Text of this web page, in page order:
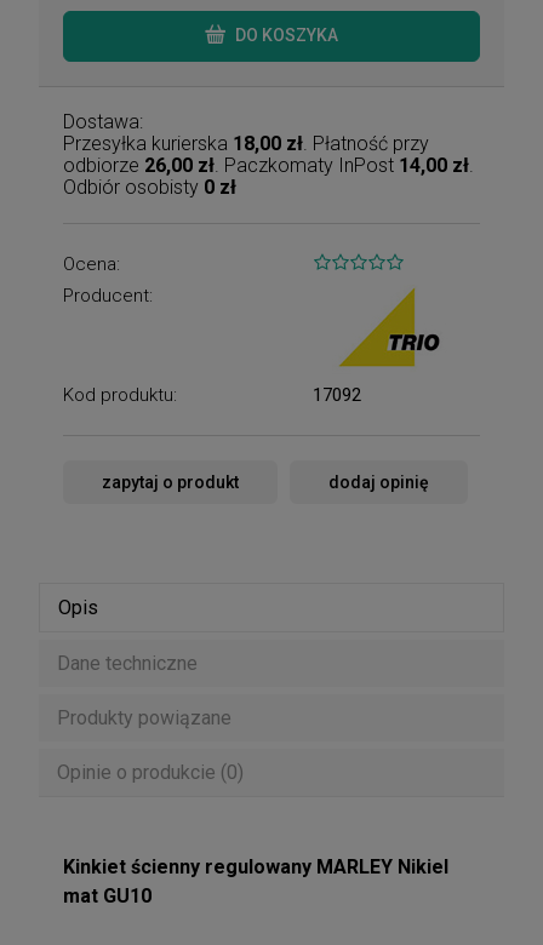
DO KOSZYKA
Dostawa:
Przesyłka kurierska 18,00 zł . Płatność przy
odbiorze 26,00 zł . Paczkomaty InPost 14,00 zł
Odbiór osobisty 0 zł
Ocena:
Producent:
Kod produktu: 17092
zapytaj o produkt dodaj opinię
Opis
Dane techniczne
Produkty powiązane
Opinie o produkcie (0)
Kinkiet ścienny regulowany MARLEY Nikiel
mat GU10